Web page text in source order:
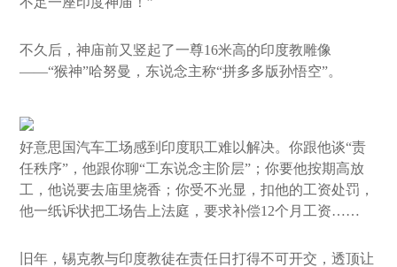
不久后，神庙前又竖起了一尊16米高的印度教雕像
——“猴神”哈努曼，东说念主称“拼多多版孙悟空”。
好意思国汽车工场感到印度职工难以解决。你跟他谈“责
任秩序”，他跟你聊“工东说念主阶层”；你要他按期高放
工，他说要去庙里烧香；你受不光显，扣他的工资处罚，
他一纸诉状把工场告上法庭，要求补偿12个月工资……
旧年，锡克教与印度教徒在责任日打得不可开交，透顶让